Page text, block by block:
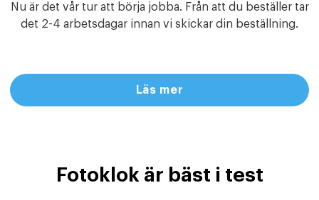
Nu är det vår tur att börja jobba. Från att du beställer tar
det 2-4 arbetsdagar innan vi skickar din beställning.
Läs mer
Fotoklok är bäst i test